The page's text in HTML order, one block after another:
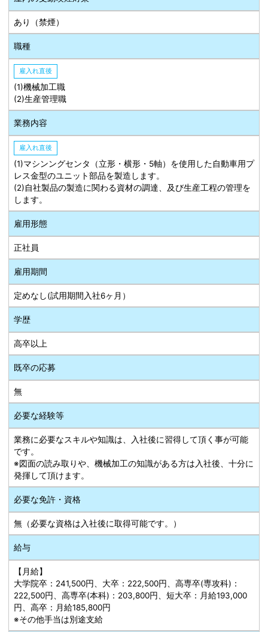
あり（禁煙）
職種
雇入れ直後
(1)機械加工職
(2)生産管理職
業務内容
雇入れ直後
(1)マシンングセンタ（立形・横形・5軸）を使用した自動車用プ
レス金型のユニット部品を製造します。
(2)自社製品の製造に関わる資材の調達、及び生産工程の管理を
します。
雇用形態
正社員
雇用期間
定めなし(試用期間入社6ヶ月）
学歴
高卒以上
既卒の応募
無
必要な経験等
業務に必要なスキルや知識は、入社後に習得して頂く事が可能
です。
※図面の読み取りや、機械加工の知識がある方は入社後、十分に
発揮して頂けます。
必要な免許・資格
無（必要な資格は入社後に取得可能です。）
給与
【月給】
大学院卒：241,500円、大卒：222,500円、高専卒(専攻科)：
222,500円、高専卒(本科)：203,800円、短大卒：月給193,000
円、高卒：月給185,800円
※その他手当は別途支給